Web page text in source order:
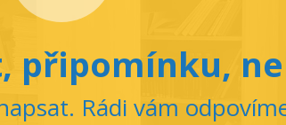
připomínku,
Rádi vám